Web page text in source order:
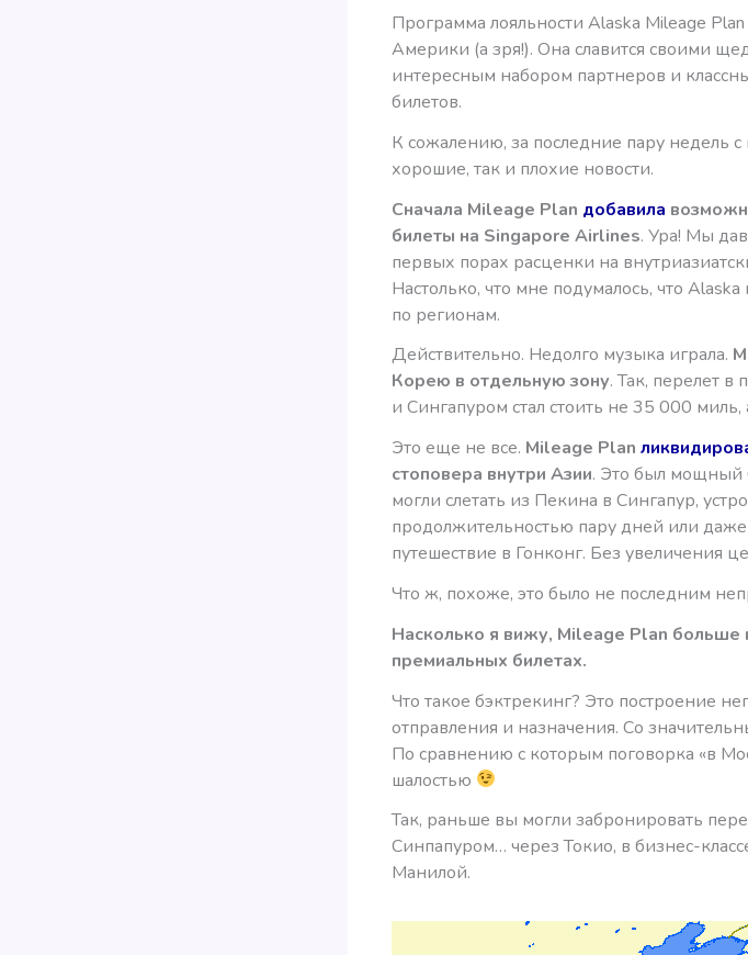
Программа лояльности Alaska Mileage
Америки (а зря!). Она славится своими
интересным набором партнеров и
билетов.
К сожалению, за последние пару недель
хорошие, так и плохие новости.
Сначала Mileage Plan добавила
билеты на Singapore Airlines. Ура! Мы
первых порах расценки на
Настолько, что мне подумалось, что
по регионам.
Действительно. Недолго музыка играла.
Корею в отдельную зону. Так, перелет
и Сингапуром стал стоить не 35 000
Это еще не все. Mileage Plan
стоповера внутри Азии. Это был мощный
могли слетать из Пекина в Сингапур,
продолжительностью пару дней или
путешествие в Гонконг. Без увеличения
Что ж, похоже, это было не последним
Насколько я вижу, Mileage Plan больше
премиальных билетах.
Что такое бэктрекинг? Это построение
отправления и назначения. Со
По сравнению с которым поговорка «в
шалостью
Так, раньше вы могли забронировать
Синпапуром… через Токио, в бизнес-
Манилой.